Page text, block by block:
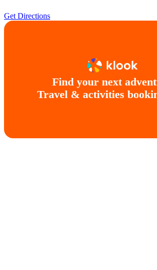
Get Directions
Find your next
Travel & activities